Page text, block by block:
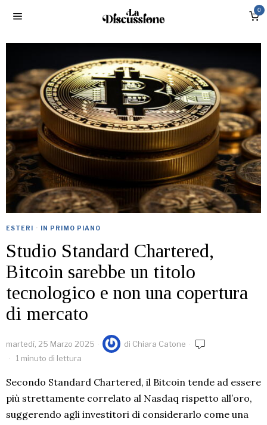
0
ESTERI · IN PRIMO PIANO
Studio Standard Chartered,
Bitcoin sarebbe un titolo
tecnologico e non una copertura
di mercato
martedì, 25 Marzo 2025 di Chiara Catone
1 minuto di lettura
Secondo Standard Chartered, il Bitcoin tende ad essere
più strettamente correlato al Nasdaq rispetto all’oro,
suggerendo agli investitori di considerarlo come una